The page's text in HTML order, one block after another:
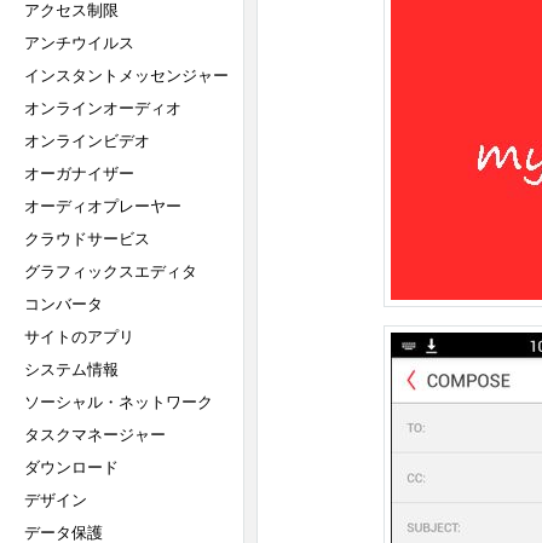
アクセス制限
アンチウイルス
インスタントメッセンジャー
オンラインオーディオ
オンラインビデオ
オーガナイザー
オーディオプレーヤー
クラウドサービス
グラフィックスエディタ
コンバータ
サイトのアプリ
システム情報
ソーシャル・ネットワーク
タスクマネージャー
ダウンロード
デザイン
データ保護